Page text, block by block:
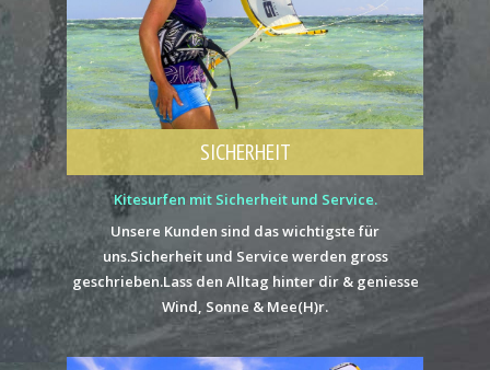
SICHERHEIT
Kitesurfen mit Sicherheit und Service.
Unsere Kunden sind das wichtigste für
uns.Sicherheit und Service werden gross
geschrieben.Lass den Alltag hinter dir & geniesse
Wind, Sonne & Mee(H)r.